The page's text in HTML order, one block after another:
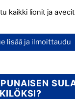
kaikki lionit ja
lisää ja ilmoittaudu